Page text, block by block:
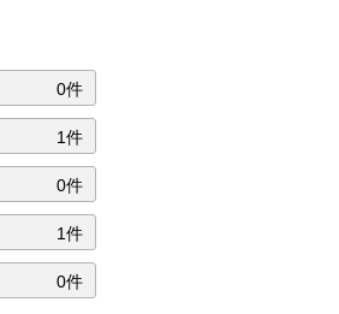
0件
1件
0件
1件
0件